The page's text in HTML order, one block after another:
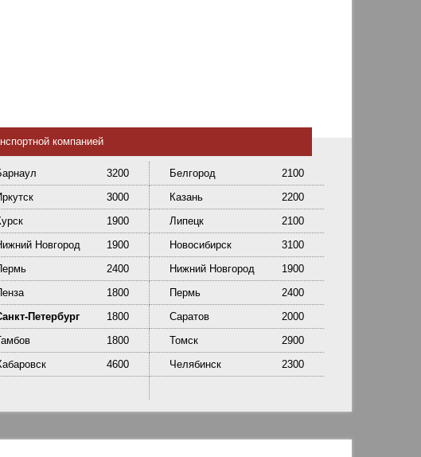
компанией
3200 Белгород
2100
3000 Казань
2200
1900 Липецк
2100
Новгород 1900 Новосибирск
3100
2400 Нижний Новгород
1900
1800 Пермь
2400
Петербург 1800 Саратов
2000
1800 Томск
2900
4600 Челябинск
2300